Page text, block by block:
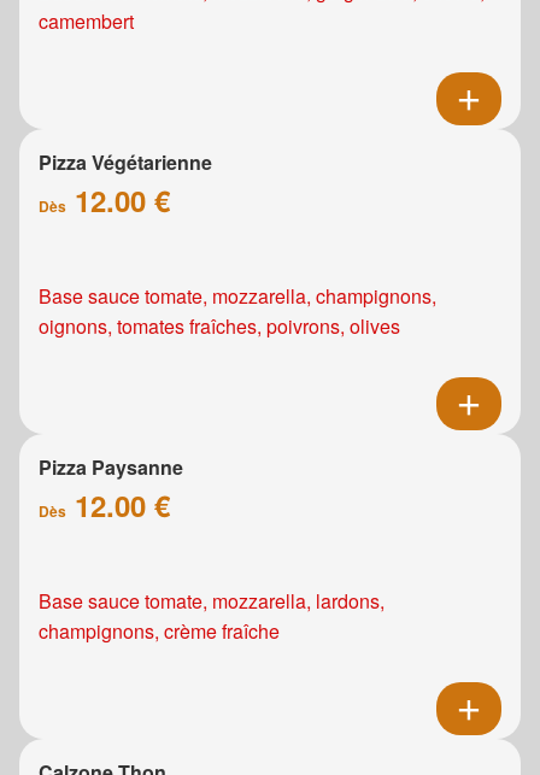
camembert
Pizza Végétarienne
Dès 12.00 €
Base sauce tomate, mozzarella, champignons,
oignons, tomates fraîches, poivrons, olives
Pizza Paysanne
Dès 12.00 €
Base sauce tomate, mozzarella, lardons,
champignons, crème fraîche